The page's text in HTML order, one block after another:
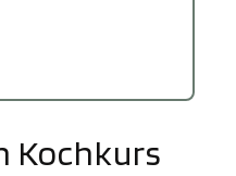
Kochkurs